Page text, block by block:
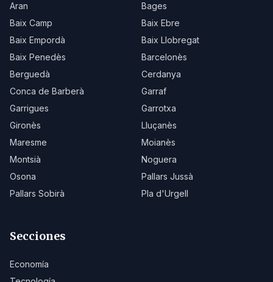
Aran
Bages
Baix Camp
Baix Ebre
Baix Empordà
Baix Llobregat
Baix Penedès
Barcelonès
Berguedà
Cerdanya
Conca de Barberà
Garraf
Garrigues
Garrotxa
Gironès
Lluçanès
Maresme
Moianès
Montsià
Noguera
Osona
Pallars Jussà
Pallars Sobirà
Pla d'Urgell
Secciones
Economía